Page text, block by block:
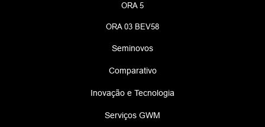
ORA 5
ORA 03 BEV58
Seminovos
Comparativo
Inovação e Tecnologia
Serviços GWM